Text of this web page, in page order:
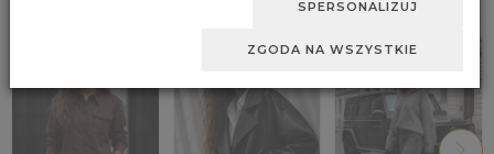
SPERSONALIZUJ
ZGODA NA WSZYSTKIE